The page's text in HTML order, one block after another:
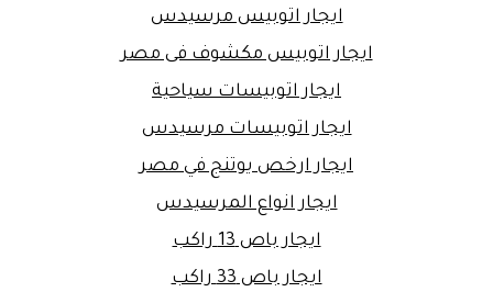
ايجار اتوبيس مرسيدس
ايجار اتوبيس مكشوف فى مصر
ايجار اتوبيسات سياحية
ايجار اتوبيسات مرسيدس
ايجار ارخص يوتنج في مصر
ايجار انواع المرسيدس
ايجار باص 13 راكب
ايجار باص 33 راكب